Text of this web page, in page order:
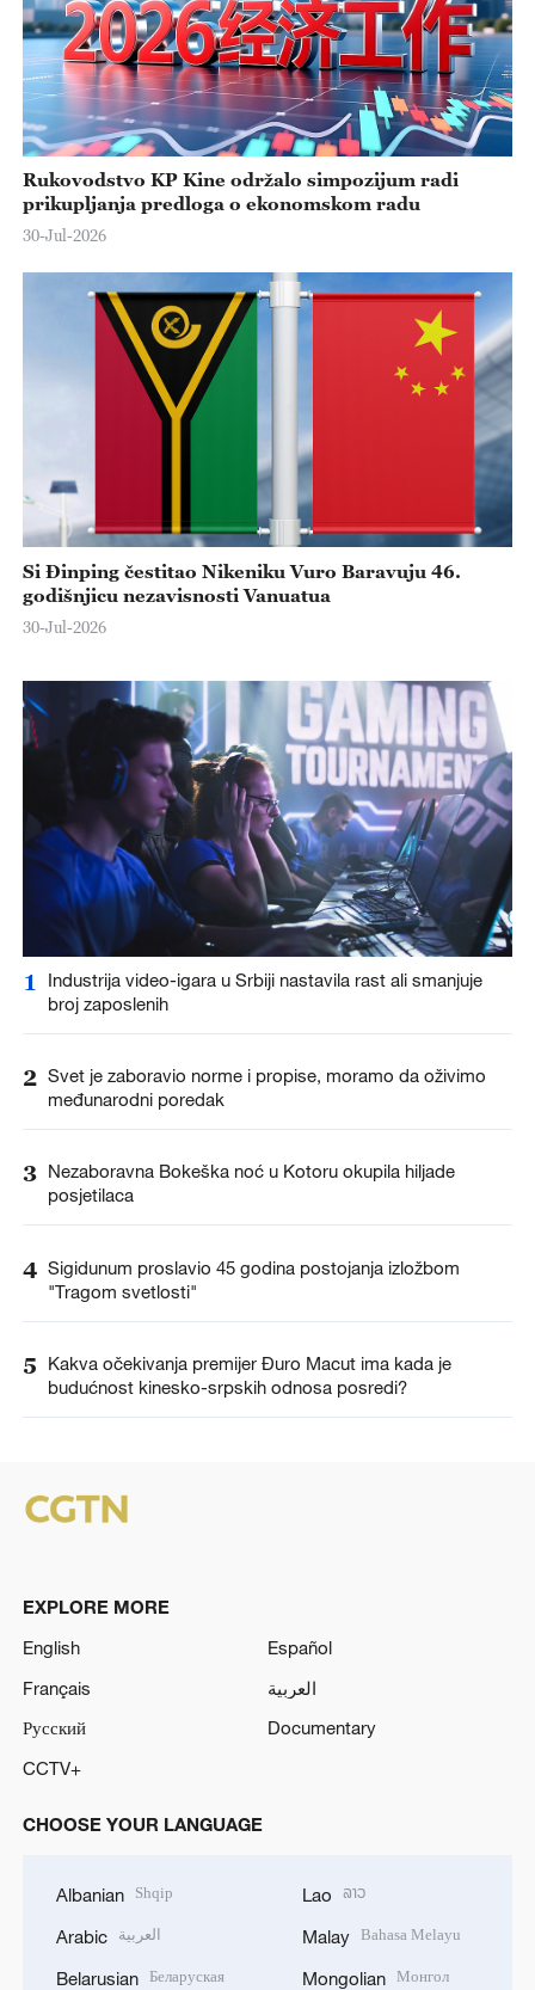
Rukovodstvo KP Kine održalo simpozijum radi
prikupljanja predloga o ekonomskom radu
30-Jul-2026
Si Đinping čestitao Nikeniku Vuro Baravuju 46.
godišnjicu nezavisnosti Vanuatua
30-Jul-2026
1
Industrija video-igara u Srbiji nastavila rast ali smanjuje
broj zaposlenih
2 Svet je zaboravio norme i propise, moramo da oživimo
međunarodni poredak
3 Nezaboravna Bokeška noć u Kotoru okupila hiljade
posjetilaca
4 Sigidunum proslavio 45 godina postojanja izložbom
"Tragom svetlosti"
5
Kakva očekivanja premijer Đuro Macut ima kada je
budućnost kinesko-srpskih odnosa posredi?
EXPLORE MORE
English
Español
Français
العربية
Русский
Documentary
CCTV+
CHOOSE YOUR LANGUAGE
Albanian Shqip
Arabic العربية
Belarusian Беларуская
Lao ລາວ
Malay Bahasa Melayu
Mongolian Монгол